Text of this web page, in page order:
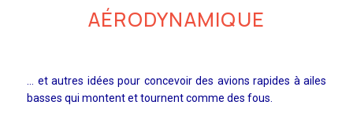
AÉRODYNAMIQUE
… et autres idées pour concevoir des avions rapides à ailes
basses qui montent et tournent comme des fous.